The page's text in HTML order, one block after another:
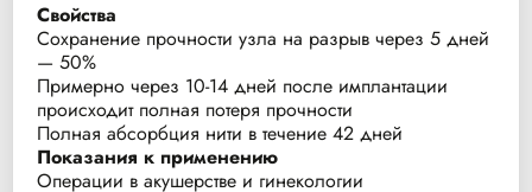
Свойства
Сохранение прочности узла на разрыв через 5 дней
— 50%
Примерно через 10-14 дней после имплантации
происходит полная потеря прочности
Полная абсорбция нити в течение 42 дней
Показания к применению
Операции в акушерстве и гинекологии